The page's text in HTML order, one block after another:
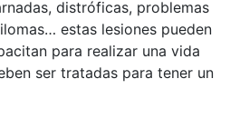
distróficas, problemas
estas lesiones pueden
para realizar una vida
ser tratadas para tener un